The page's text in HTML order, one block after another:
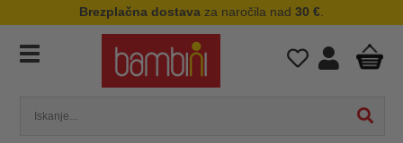
Brezplačna dostava za naročila nad 30 €